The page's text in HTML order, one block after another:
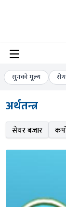
सुनको मूल्य
अर्थतन्त्र
सेयर बजार